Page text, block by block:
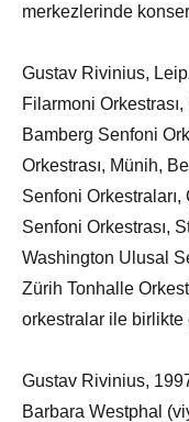
merkezlerinde
Gustav Rivinius,
Filarmoni
Bamberg Senfoni
Orkestrası, Münih,
Senfoni
Senfoni Orkestrası,
Washington Ulusal
Zürih Tonhalle
orkestralar ile birlikte
Gustav Rivinius,
Barbara Westphal